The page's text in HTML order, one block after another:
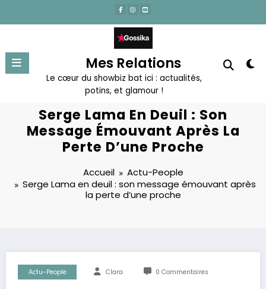
contenu
Mes Relations
Le cœur du showbiz bat ici : actualités,
potins, et glamour !
Serge Lama En Deuil : Son
Message Émouvant Après La
Perte D’une Proche
Accueil
Actu-People
Serge Lama en deuil : son message émouvant après
la perte d’une proche
Actu-People Clara 0 Commentaires